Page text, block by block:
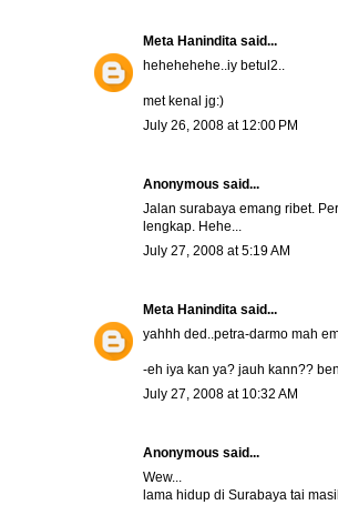
Meta Hanindita said...
hehehehehe..iy betul2..
met kenal jg:)
July 26, 2008 at 12:00 PM
Anonymous said...
Jalan surabaya emang ribet.
lengkap. Hehe...
July 27, 2008 at 5:19 AM
Meta Hanindita said...
yahhh ded..petra-darmo mah
-eh iya kan ya? jauh kann??
July 27, 2008 at 10:32 AM
Anonymous said...
Wew...
lama hidup di Surabaya tai